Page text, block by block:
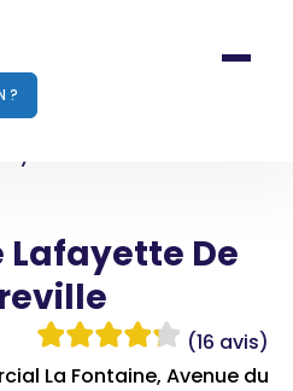
?
?
De Terreville
De
(16 avis)
La Fontaine, Avenue du